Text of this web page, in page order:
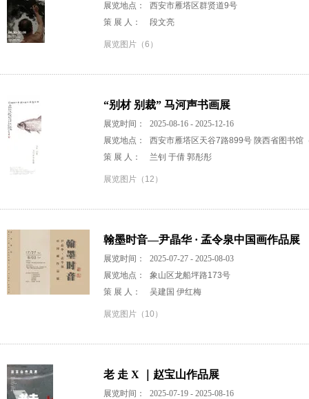
展览地点：
西安市雁塔区群贤道9号
策 展 人：
段文亮
展览图片（6）
“别材 别裁” 马河声书画展
展览时间：
2025-08-16 - 2025-12-16
展览地点：
西安市雁塔区天谷7路899号 陕西省图书馆
策 展 人：
兰钊 于倩 郭彤彤
展览图片（12）
翰墨时音—尹晶华 · 孟令泉中国画作品展
展览时间：
2025-07-27 - 2025-08-03
展览地点：
象山区龙船坪路173号
策 展 人：
吴建国 伊红梅
展览图片（10）
老 走 X ｜赵宝山作品展
展览时间：
2025-07-19 - 2025-08-16